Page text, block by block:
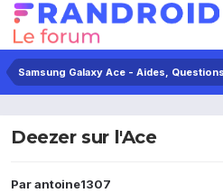
Samsung Galaxy Ace - Aides,
Deezer sur l'Ace
Parantoine1307